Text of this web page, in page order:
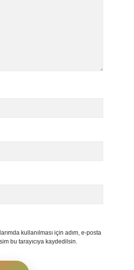
kullanılması için adım, e-posta
bu tarayıcıya kaydedilsin.